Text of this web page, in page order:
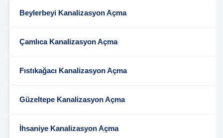
Beylerbeyi Kanalizasyon Açma
Çamlıca Kanalizasyon Açma
Fıstıkağacı Kanalizasyon Açma
Güzeltepe Kanalizasyon Açma
İhsaniye Kanalizasyon Açma